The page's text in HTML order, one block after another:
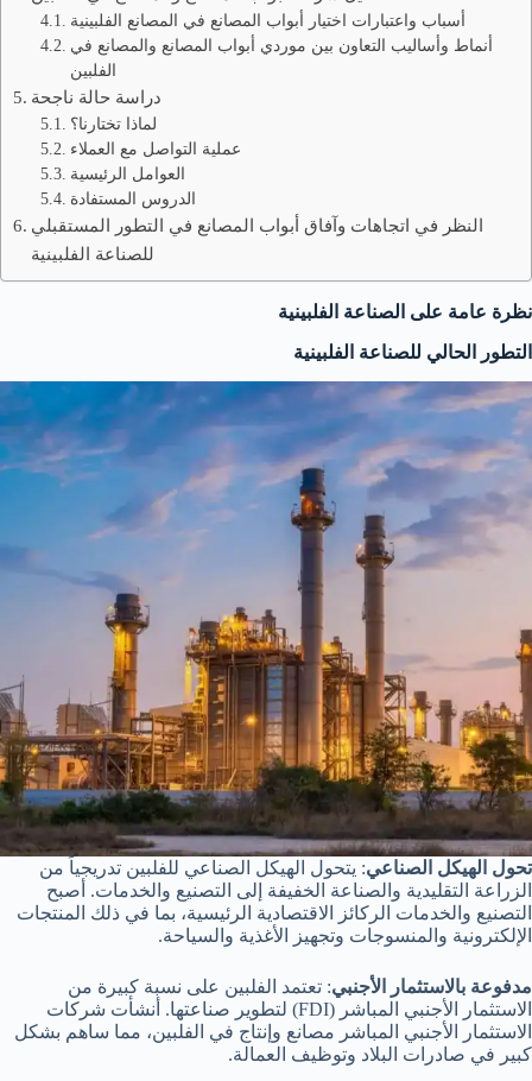
أسباب واعتبارات اختيار أبواب المصانع في المصانع الفلبينية
أنماط وأساليب التعاون بين موردي أبواب المصانع والمصانع في
الفلبين
دراسة حالة ناجحة
لماذا تختارنا؟
عملية التواصل مع العملاء
العوامل الرئيسية
الدروس المستفادة
النظر في اتجاهات وآفاق أبواب المصانع في التطور المستقبلي
للصناعة الفلبينية
نظرة عامة على الصناعة الفلبينية
التطور الحالي للصناعة الفلبينية
تحول الهيكل الصناعي: يتحول الهيكل الصناعي للفلبين تدريجياً من
الزراعة التقليدية والصناعة الخفيفة إلى التصنيع والخدمات. أصبح
التصنيع والخدمات الركائز الاقتصادية الرئيسية، بما في ذلك المنتجات
الإلكترونية والمنسوجات وتجهيز الأغذية والسياحة.
مدفوعة بالاستثمار الأجنبي: تعتمد الفلبين على نسبة كبيرة من
الاستثمار الأجنبي المباشر (FDI) لتطوير صناعتها. أنشأت شركات
الاستثمار الأجنبي المباشر مصانع وإنتاج في الفلبين، مما ساهم بشكل
كبير في صادرات البلاد وتوظيف العمالة.